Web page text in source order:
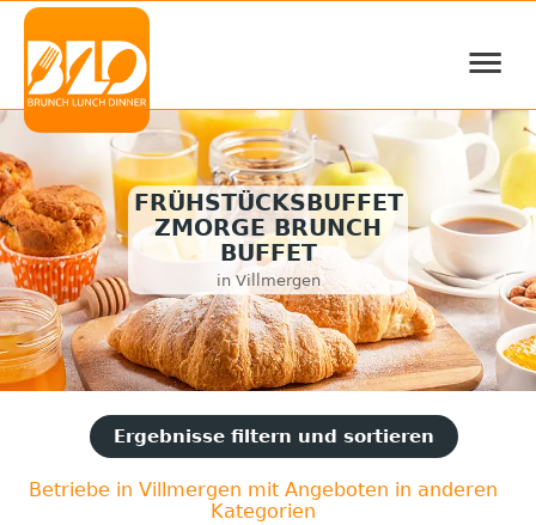
≡
FRÜHSTÜCKSBUFFET
ZMORGE BRUNCH
BUFFET
in Villmergen
Ergebnisse filtern und sortieren
Betriebe in Villmergen mit Angeboten in anderen
Kategorien